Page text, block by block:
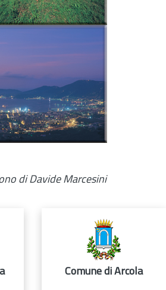
di Davide Marcesini
Comune di Arcola